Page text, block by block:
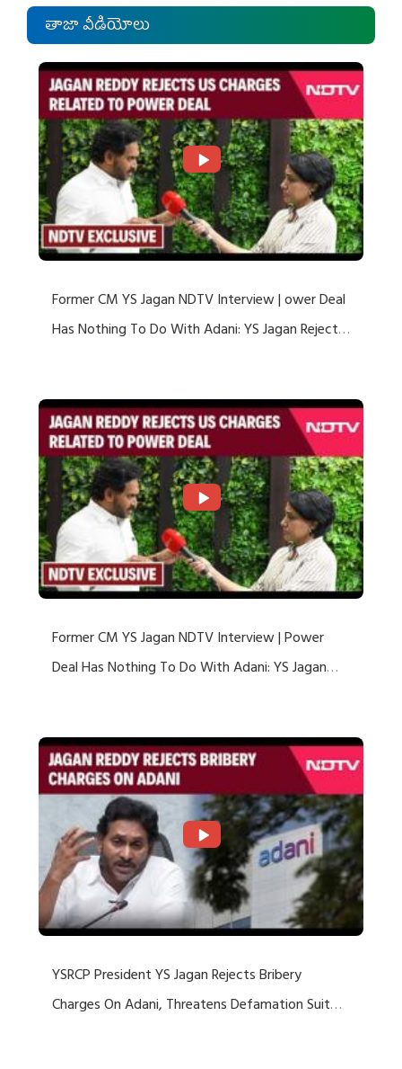
తాజా వీడియోలు
Former CM YS Jagan NDTV Interview | ower Deal
Has Nothing To Do With Adani: YS Jagan Rejects
Former CM YS Jagan NDTV Interview | Power
Deal Has Nothing To Do With Adani: YS Jagan
YSRCP President YS Jagan Rejects Bribery
Charges On Adani, Threatens Defamation Suit